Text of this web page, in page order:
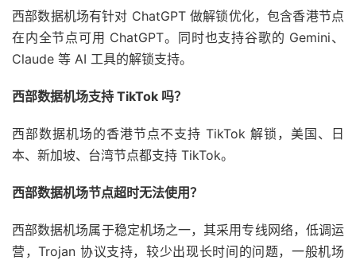
西部数据机场有针对 ChatGPT 做解锁优化，包含香港节点
在内全节点可用 ChatGPT。同时也支持谷歌的 Gemini、
Claude 等 AI 工具的解锁支持。
西部数据机场支持 TikTok 吗？
西部数据机场的香港节点不支持 TikTok 解锁，美国、日
本、新加坡、台湾节点都支持 TikTok。
西部数据机场节点超时无法使用？
西部数据机场属于稳定机场之一，其采用专线网络，低调运
营，Trojan 协议支持，较少出现长时间的问题，一般机场